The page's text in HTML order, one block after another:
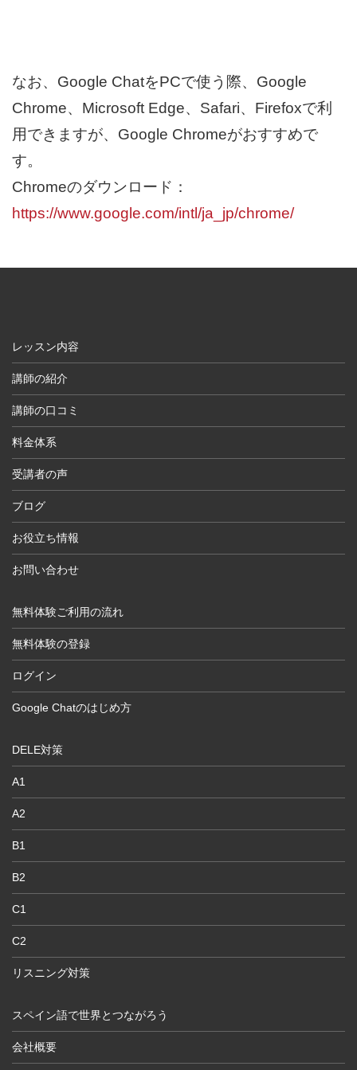
なお、Google ChatをPCで使う際、Google
Chrome、Microsoft Edge、Safari、Firefoxで利
用できますが、Google Chromeがおすすめで
す。
Chromeのダウンロード：
https://www.google.com/intl/ja_jp/chrome/
レッスン内容
講師の紹介
講師の口コミ
料金体系
受講者の声
ブログ
お役立ち情報
お問い合わせ
無料体験ご利用の流れ
無料体験の登録
ログイン
Google Chatのはじめ方
DELE対策
A1
A2
B1
B2
C1
C2
リスニング対策
スペイン語で世界とつながろう
会社概要